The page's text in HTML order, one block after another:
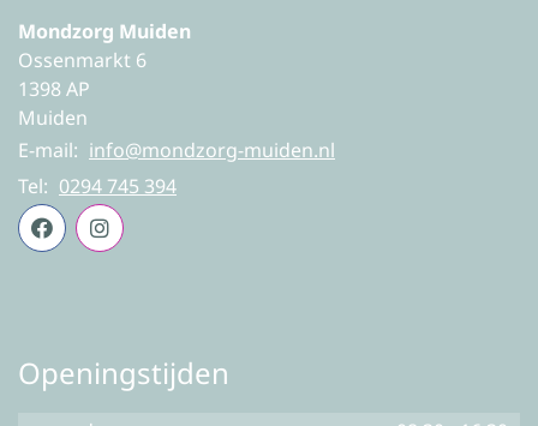
Mondzorg Muiden
Ossenmarkt 6
1398 AP
Muiden
E-mail: info@mondzorg-muiden.nl
Tel: 0294 745 394
Openingstijden